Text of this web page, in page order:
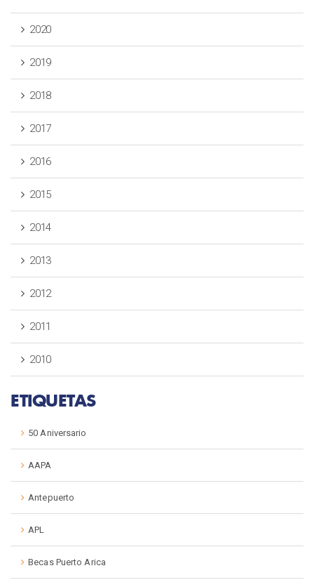
2020
2019
2018
2017
2016
2015
2014
2013
2012
2011
2010
ETIQUETAS
50 Aniversario
AAPA
Antepuerto
APL
Becas Puerto Arica